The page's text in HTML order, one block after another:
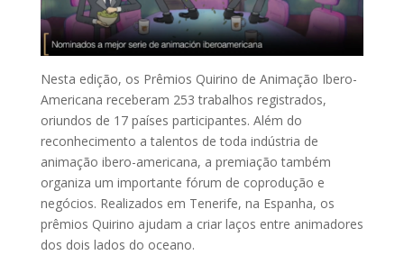
Nesta edição, os Prêmios Quirino de Animação Ibero-
Americana receberam 253 trabalhos registrados,
oriundos de 17 países participantes. Além do
reconhecimento a talentos de toda indústria de
animação ibero-americana, a premiação também
organiza um importante fórum de coprodução e
negócios. Realizados em Tenerife, na Espanha, os
prêmios Quirino ajudam a criar laços entre animadores
dos dois lados do oceano.